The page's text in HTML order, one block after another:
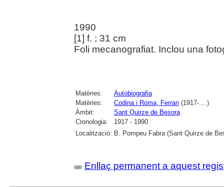
1990
[1] f. ; 31 cm
Foli mecanografiat. Inclou una
Matèries:
Autobiografia
Matèries:
Codina i Roma, Ferran(1917-....)
Àmbit:
Sant Quirze de Besora
Cronologia:
1917 - 1990
Localització: B. Pompeu Fabra (Sant Quirze de
Enllaç permanent a aquest